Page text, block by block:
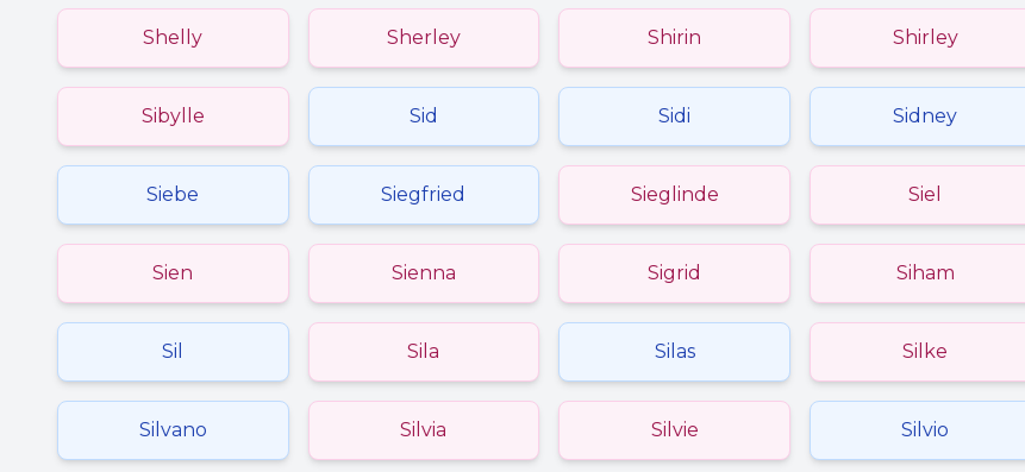
Shelly Sherley Shirin Shirley
Sibylle Sid Sidi Sidney
Siebe Siegfried Sieglinde Siel
Sien Sienna Sigrid Siham
Sil Sila Silas Silke
Silvano Silvia Silvie Silvio